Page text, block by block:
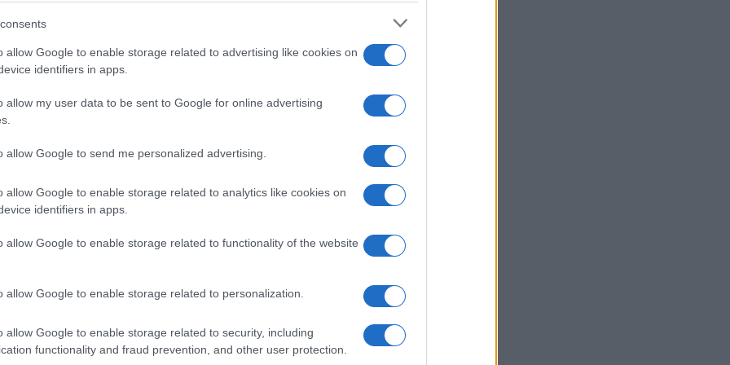
allow Google to enable storage related to advertising like cookies on
identifiers in apps.
allow my user data to be sent to Google for online advertising
allow Google to send me personalized advertising.
allow Google to enable storage related to analytics like cookies on
identifiers in apps.
allow Google to enable storage related to functionality of the website
allow Google to enable storage related to personalization.
allow Google to enable storage related to security, including
functionality and fraud prevention, and other user protection.
važnu osobu. Oni su plaćeni za to. Ubistvo će
i bogata godina. Rat će doći bez upozorenja,
i devetku. Ne znam šta oni znače i ne
je Alois.
je u petom vijeku i za sobom ostavio jedno
je zaista on i zapisao, ali je svakako zanimljivo.
i telefonske veze. Možda čak i internet.
kraja svijeta na drugi", tvrdio je prije nekih 1.600
ljudi će postati neprepoznatljivi. Kada
časti i ponosa. Svijet će se promijeniti.
zbog besramnog oblačenja i kose. Pohlepa će
dno. Ali kada sve to postignu, ti nesrećni